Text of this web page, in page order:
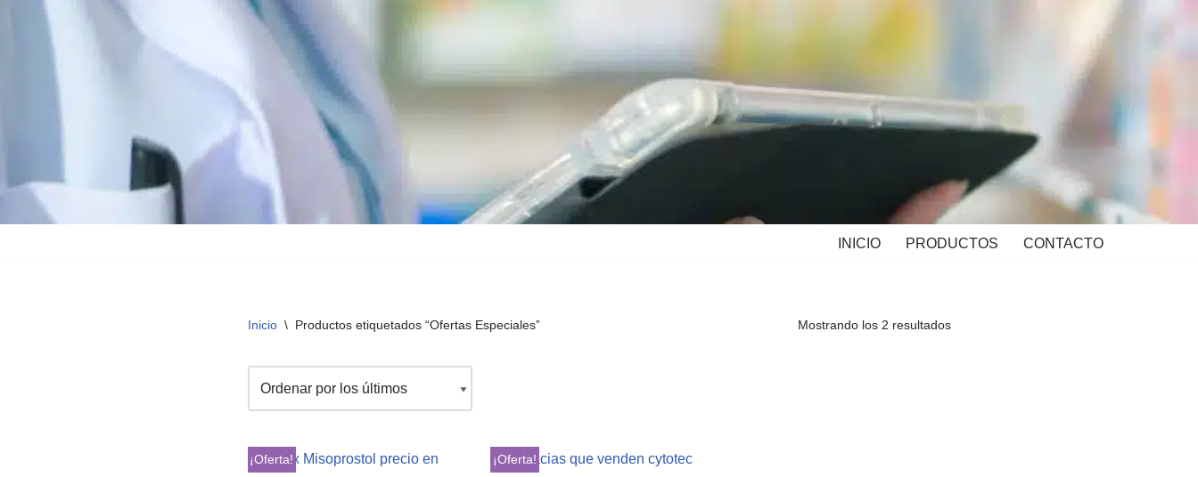
INICIO PRODUCTOS CONTACTO
Inicio \ Productos etiquetados “Ofertas Especiales” Mostrando los 2 resultados
¡Oferta! ¡Oferta!